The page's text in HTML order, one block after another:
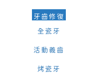
牙齒修復
全瓷牙
活動義齒
烤瓷牙